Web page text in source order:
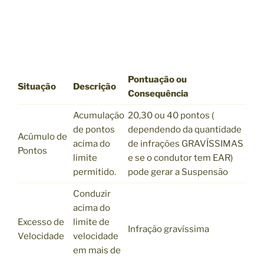
Situação Descrição
Pontuação ou
Consequência
Acúmulo de
Pontos
Acumulação
de pontos
acima do
limite
permitido.
20,30 ou 40 pontos (
dependendo da quantidade
de infrações GRAVÍSSIMAS
e se o condutor tem EAR)
pode gerar a Suspensão
Excesso de
Velocidade
Conduzir
acima do
limite de
velocidade
em mais de
Infração gravíssima